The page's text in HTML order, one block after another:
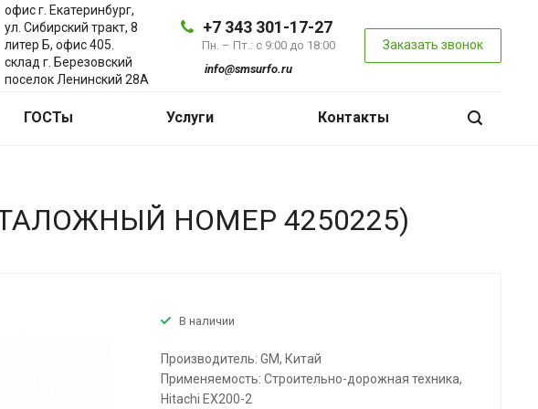
+7 343 301-17-27
Пн. – Пт.: с 9:00 до 18:00
info@smsurfo.ru
Заказать звонок
офис г. Екатеринбург,
ул. Сибирский тракт, 8
литер Б, офис 405.
склад г. Березовский
поселок Ленинский 28А
ГОСТы Услуги Контакты
НОМЕР 4250225)
В наличии
Производитель: GM, Китай
Применяемость: Строительно-дорожная техника,
Hitachi EX200-2